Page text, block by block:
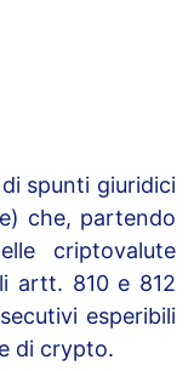
spunti giuridici
che, partendo
criptovalute
artt. 810 e 812
esperibili
di crypto.